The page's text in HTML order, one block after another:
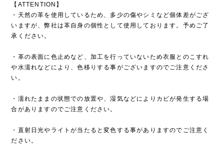
【ATTENTION】
・天然の革を使用しているため、多少の傷やシミなど個体差がござ
いますが、弊社は革自身の個性として使用しております。予めご了
承ください。
・革の表面に色止めなど、加工を行っていないため衣服とのこすれ
や水濡れなどにより、色移りする事がございますのでご注意くださ
い。
・濡れたままの状態での放置や、湿気などによりカビが発生する場
合がありますのでご注意ください。
・直射日光やライトが当たると変色する事がありますのでご注意く
ださい。